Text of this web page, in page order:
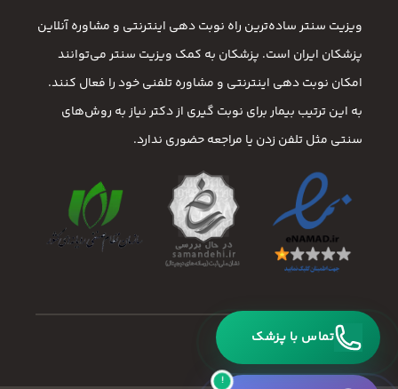
تماس با پزشک
ویزیت سنتر ساده‌ترین راه نوبت‌ دهی اینترنتی و مشاوره آنلاین
پزشکان ایران است. پزشکان به کمک ویزیت سنتر می‌توانند
امکان نوبت دهی اینترنتی و مشاوره تلفنی خود را فعال کنند.
به این ترتیب بیمار برای نوبت گیری از دکتر نیاز به روش‌های
سنتی مثل تلفن زدن یا مراجعه حضوری ندارد.
!